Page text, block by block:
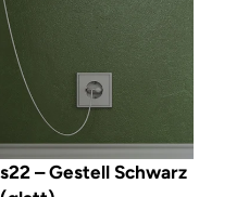
s22 – Gestell Schwarz